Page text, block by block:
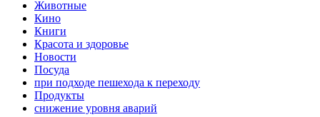
Животные
Кино
Книги
Красота и здоровье
Новости
Посуда
при подходе пешехода к переходу
Продукты
снижение уровня аварий